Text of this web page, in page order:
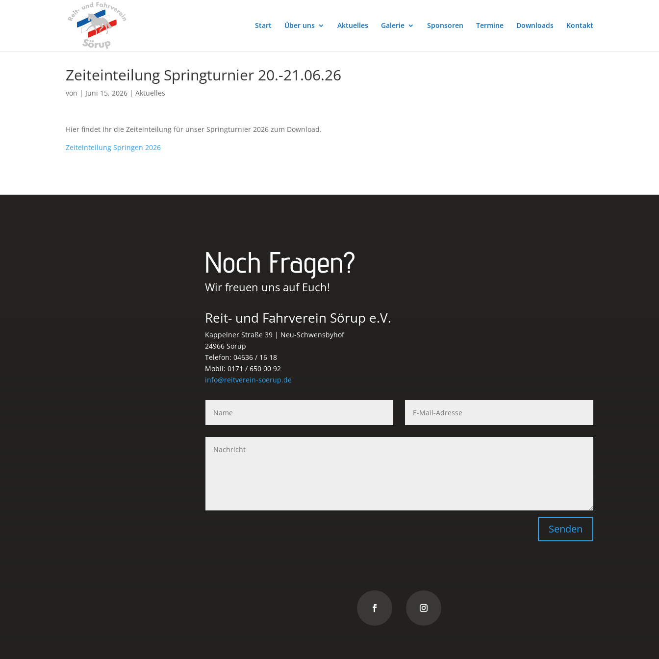
Start Über uns Aktuelles Galerie Sponsoren Termine Downloads Kontakt
Zeiteinteilung Springturnier 20.-21.06.26
von | Juni 15, 2026 |Aktuelles
Hier findet Ihr die Zeiteinteilung für unser Springturnier 2026 zum Download.
Zeiteinteilung Springen 2026
Noch Fragen?
Wir freuen uns auf Euch!
Reit- und Fahrverein Sörup e.V.
Kappelner Straße 39 | Neu-Schwensbyhof
24966 Sörup
Telefon: 04636 / 16 18
Mobil: 0171 / 650 00 92
info@reitverein-soerup.de
Senden